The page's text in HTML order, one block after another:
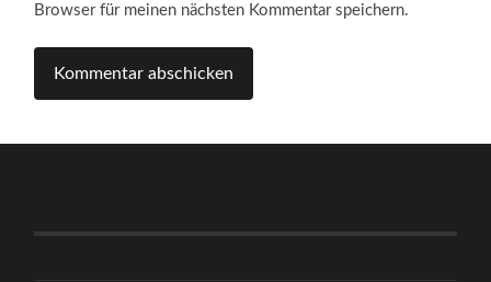
Browser für meinen nächsten Kommentar speichern.